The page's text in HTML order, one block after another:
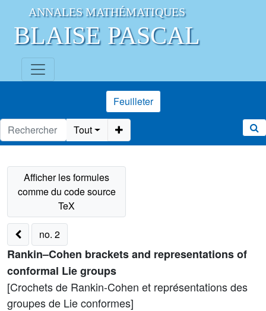
ANNALES MATHÉMATIQUES
BLAISE PASCAL
Feuilleter
Tout
no. 2
Rankin–Cohen brackets and representations of
conformal Lie groups
[Crochets de Rankin-Cohen et représentations des
groupes de Lie conformes]